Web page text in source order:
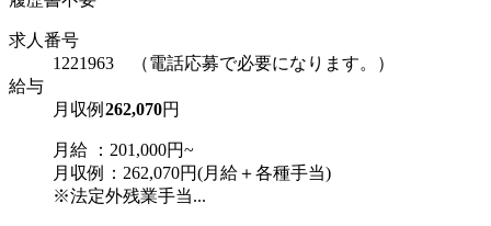
求人番号
1221963 （電話応募で必要になります。）
給与
月収例 262,070円
月給 ：201,000円~
月収例：262,070円(月給＋各種手当)
※法定外残業手当...